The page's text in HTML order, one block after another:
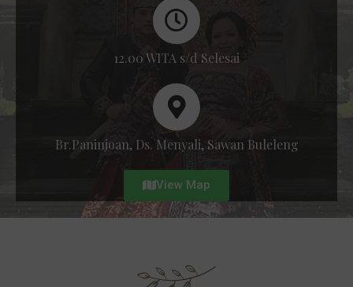
12.00 WITA s/d Selesai
Br.Paninjoan, Ds. Menyali, Sawan Buleleng
View Map